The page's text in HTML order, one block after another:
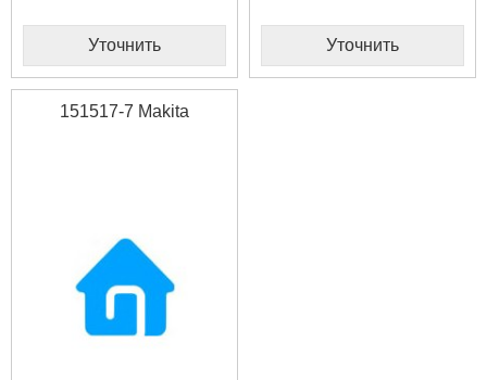
Уточнить Уточнить
151517-7 Makita